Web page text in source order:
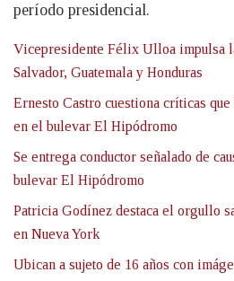
período presidencial.
Vicepresidente Félix Ulloa impulsa
Salvador, Guatemala y Honduras
Ernesto Castro cuestiona críticas
en el bulevar El Hipódromo
Se entrega conductor señalado de
bulevar El Hipódromo
Patricia Godínez destaca el orgullo
en Nueva York
Ubican a sujeto de 16 años con